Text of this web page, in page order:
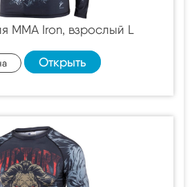
MMA Iron, взрослый L
Открыть